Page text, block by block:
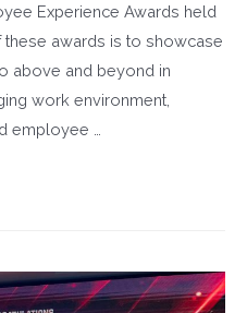
Experience Awards held
these awards is to showcase
above and beyond in
work environment,
employee …